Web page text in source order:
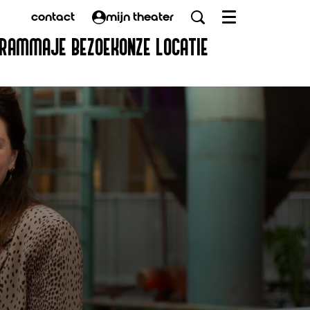
contact mijn theater
JE BEZOEK ONZE LOCATIE
Menu